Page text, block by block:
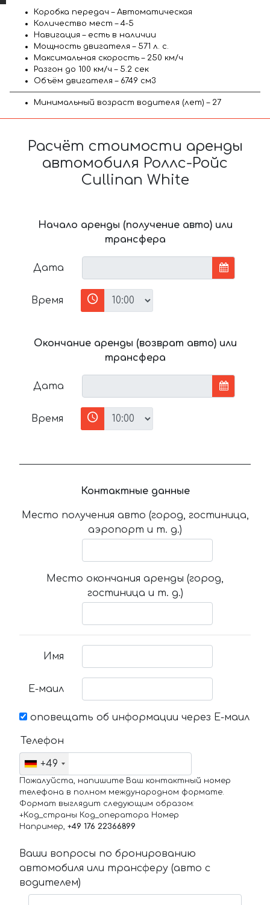
Коробка передач – Автоматическая
Количество мест – 4-5
Навигация – есть в наличии
Мощность двигателя – 571 л. с.
Максимальная скорость – 250 км/ч
Разгон до 100 км/ч – 5.2 сек
Объём двигателя – 6749 см3
Минимальный возраст водителя (лет) – 27
Расчёт стоимости аренды
автомобиля Роллс-Ройс
Cullinan White
Начало аренды (получение авто) или
трансфера
Дата
Время
Окончание аренды (возврат авто) или
трансфера
Дата
Время
Контактные данные
Место получения авто (город, гостиница,
аэропорт и т. д.)
Место окончания аренды (город,
гостиница и т. д.)
Имя
Е-маил
оповещать об информации через Е-маил
Телефон
+49
Пожалуйста, напишите Ваш контактный номер
телефона в полном международном формате.
Формат выглядит следующим образом:
+Код_страны Код_оператора Номер
Например, +49 176 22366899
Ваши вопросы по бронированию
автомобиля или трансферу (авто с
водителем)